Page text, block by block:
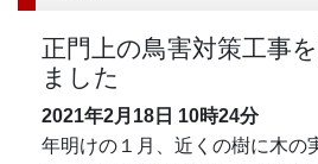
正門上の鳥害対策工事
ました
2021年2月18日 10時24分
年明けの１月、近くの樹に木の